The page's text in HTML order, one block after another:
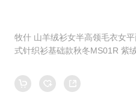
牧什 山羊绒衫女半高领毛衣女
式针织衫基础款秋冬MS01R 紫